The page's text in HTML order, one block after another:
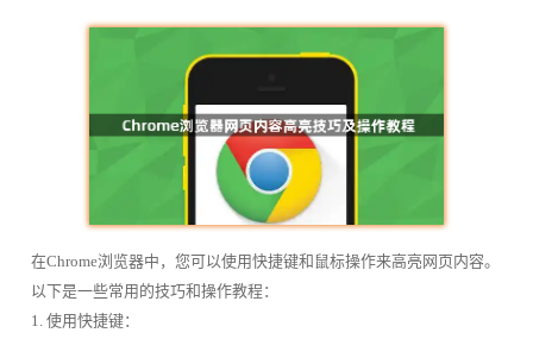
在Chrome浏览器中，您可以使用快捷键和鼠标操作来高亮网页内容。
以下是一些常用的技巧和操作教程：
1. 使用快捷键：